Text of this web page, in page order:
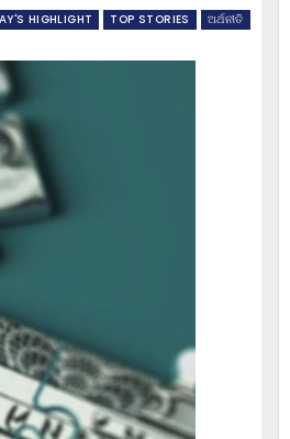
HIGHLIGHT TOP STORIES ଅର୍ଥନୀତି